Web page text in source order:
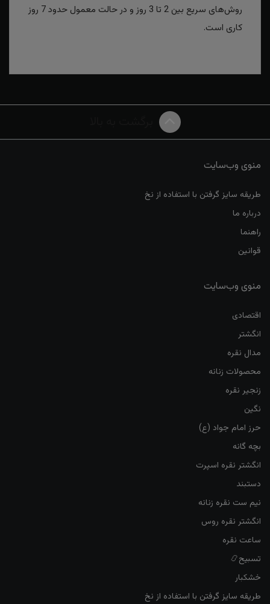
روش‌های سریع بین 2 تا 3 روز و در حالت معمول حدود 7 روز
کاری است.
منوی وب‌سایت
طریقه سایز گرفتن با استفاده از نخ
درباره ما
راهنما
قوانین
منوی وب‌سایت
اقتصادی
انگشتر
مدال نقره
محصولات زنانه
زنجیر نقره
نگین
حرز امام جواد (ع)
بچه گانه
انگشتر نقره اسپرت
دستبند
نیم ست نقره زنانه
انگشتر نقره روس
ساعت نقره
تسبیح📿
خشکبار
طریقه سایز گرفتن با استفاده از نخ